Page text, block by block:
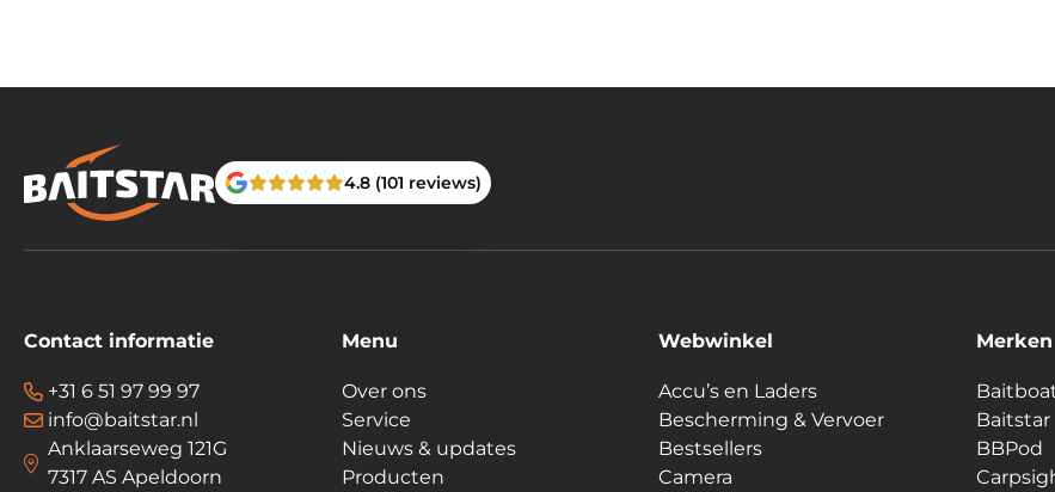
4.8 (101 reviews)
Contact informatie
+31 6 51 97 99 97
info@baitstar.nl
Anklaarseweg 121G
7317 AS Apeldoorn
Menu
Over ons
Service
Nieuws & updates
Producten
Webwinkel
Accu’s en Laders
Bescherming & Vervoer
Bestsellers
Camera
Merken
Baitstar
BBPod